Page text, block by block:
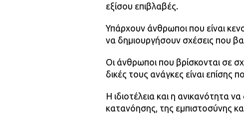
εξίσου επιβλαβές.
Υπάρχουν άνθρωποι που είναι
να δημιουργήσουν σχέσεις που
Οι άνθρωποι που βρίσκονται σε
δικές τους ανάγκες είναι επίσης
Η ιδιοτέλεια και η ανικανότητα
κατανόησης, της εμπιστοσύνης